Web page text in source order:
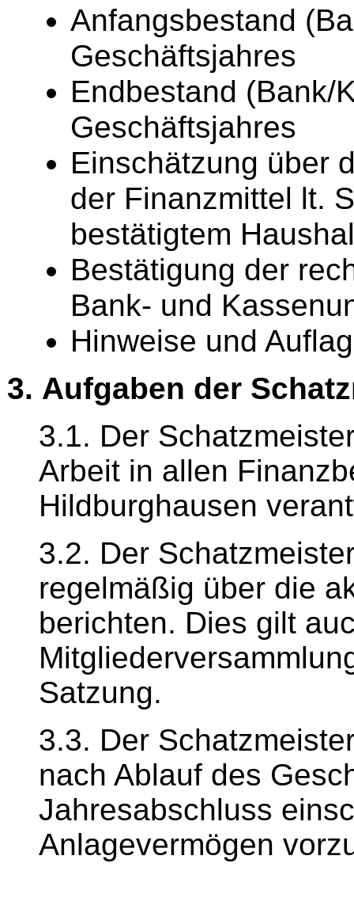
Anfangsbestand
Geschäftsjahres
Endbestand (Bank/
Geschäftsjahres
Einschätzung über
der Finanzmittel lt.
bestätigtem
Bestätigung der
Bank- und
Hinweise und
3. Aufgaben der
3.1. Der
Arbeit in allen
Hildburghausen
3.2. Der
regelmäßig über die
berichten. Dies gilt
Satzung.
3.3. Der
nach Ablauf des
Jahresabschluss
Anlagevermögen